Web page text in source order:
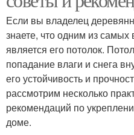
Если вы владелец
знаете, что одним из
является его потолок.
попадание влаги и снега
его устойчивость и
рассмотрим несколько
рекомендаций по
доме.